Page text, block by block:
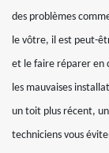
des problèmes
le vôtre, il est peut-
et le faire réparer en
les mauvaises
un toit plus récent,
techniciens vous